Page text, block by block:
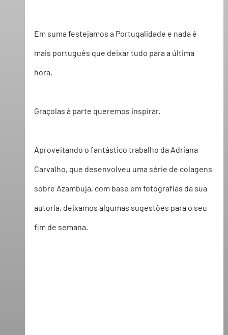
Em suma festejamos a Portugalidade e nada é
mais português que deixar tudo para a última
hora.
Graçolas à parte queremos inspirar.
Aproveitando o fantástico trabalho da Adriana
Carvalho, que desenvolveu uma série de colagens
sobre Azambuja, com base em fotografias da sua
autoria, deixamos algumas sugestões para o seu
fim de semana.